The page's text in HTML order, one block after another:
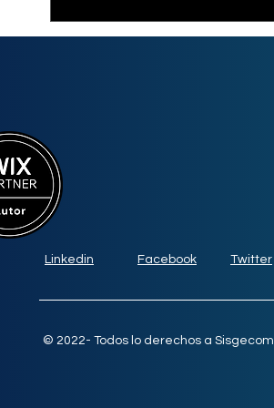
Linkedin Facebook Twitter
© 2022- Todos lo derechos a Sisgecom.